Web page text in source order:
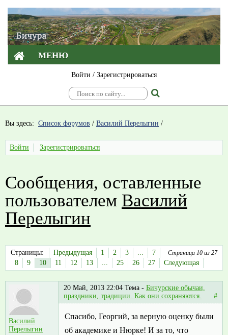
МЕНЮ
Войти / Зарегистрироваться
Вы здесь: Список форумов / Василий Перелыгин /
Войти Зарегистрироваться
Сообщения, оставленные
пользователем Василий
Перелыгин
Страница 10 из 27
Страницы: Предыдущая 1 2 3
7
8
9 10 11 12 13 25 26 27 Следующая
Василий
Перелыгин
20 Май, 2013 22:04 Тема - Бичурские обычаи,
праздники, традиции. Как они сохраняются.
#
Спасибо, Георгий, за верную оценку были
об академике и Нюрке! И за то, что